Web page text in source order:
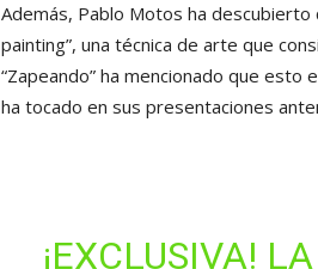
Además, Pablo Motos ha
painting”, una técnica de arte que
“Zapeando” ha mencionado que esto
ha tocado en sus presentaciones
¡EXCLUSIVA!